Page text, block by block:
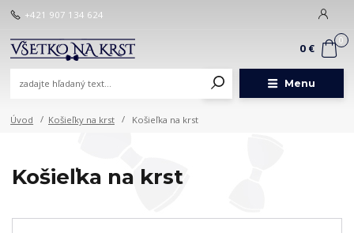
Menu
+421 907 134 624
0
0 €
Úvod Košieľky na krst Košieľka na krst
Košieľka na krst